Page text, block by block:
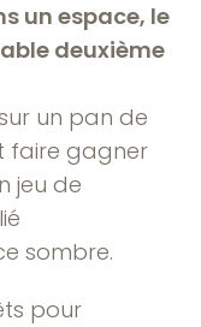
un espace, le
deuxième
un pan de
faire gagner
jeu de
sombre.
pour